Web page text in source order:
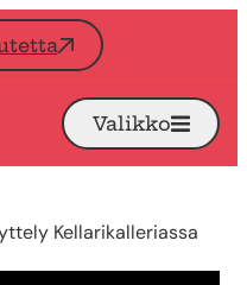
Avaa
Valikko
Kellarikalleriassa